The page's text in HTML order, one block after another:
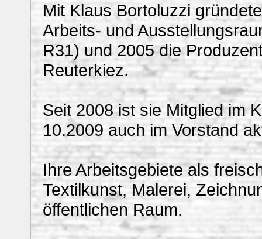
Mit Klaus Bortoluzzi
Arbeits- und
R31) und 2005 die
Reuterkiez.
Seit 2008 ist sie Mitglied im
10.2009 auch im Vorstand
Ihre Arbeitsgebiete als
Textilkunst, Malerei,
öffentlichen Raum.